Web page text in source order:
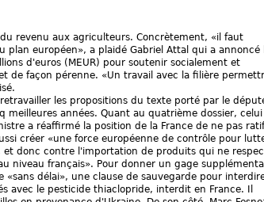
revenu aux agriculteurs. Concrètement, «il faut
plan européen», a plaidé Gabriel Attal qui a annoncé
d'euros (MEUR) pour soutenir socialement et
de façon pérenne. «Un travail avec la filière
les propositions du texte porté par le
meilleures années. Quant au quatrième dossier,
a réaffirmé la position de la France de ne pas
créer «une force européenne de contrôle pour
donc contre l'importation de produits qui ne
niveau français». Pour donner un gage
délai», une clause de sauvegarde pour
avec le pesticide thiaclopride, interdit en France. Il